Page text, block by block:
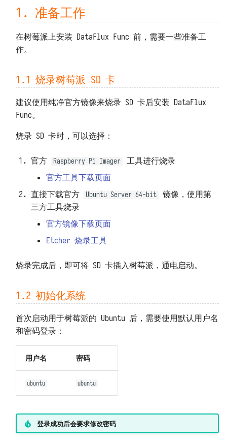
X.2 树莓派压力测试程序
环境变量 DFF.ENV
连接器对象 DFF.CONN
Microsoft SQL Server
Elasticsearch
Kafka
简易缓存 DFF.CACHE
简易存储 DFF.STORE
响应数据 DFF.RESP
响应大量数据
DFF.RESP_LARGE_DATA
重定向 DFF.REDIRECT
函数页面 DFF.FUNC_PAGE
SQL 构造 DFF.SQL
资源路径 DFF.RSRC
内置变量
无法通过 POST 方式调用 API
函数执行发生 TaskTimeout 错误
MySQL 存储数据量过大
1. 准备工作
在树莓派上安装 DataFlux Func 前，需要一些准备工
作。
1.1 烧录树莓派 SD 卡
建议使用纯净官方镜像来烧录 SD 卡后安装 DataFlux
Func。
烧录 SD 卡时，可以选择：
官方 Raspberry Pi Imager
工具进行烧录
官方工具下载页面
直接下载官方
Ubuntu Server 64-bit
镜像，使用第
三方工具烧录
官方镜像下载页面
Etcher 烧录工具
烧录完成后，即可将 SD 卡插入树莓派，通电启动。
1.2 初始化系统
首次启动用于树莓派的 Ubuntu 后，需要使用默认用户名
和密码登录：
用户名 密码
ubuntu ubuntu
登录成功后会要求修改密码